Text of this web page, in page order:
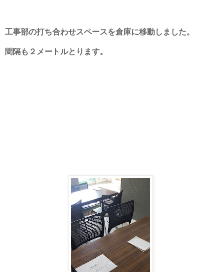
工事部の打ち合わせスペースを倉庫に移動しました。
間隔も２メートルとります。